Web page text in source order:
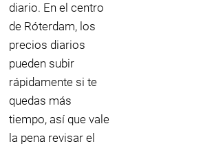
diario. En el centro
de Róterdam, los
precios diarios
pueden subir
rápidamente si te
quedas más
tiempo, así que vale
la pena revisar el